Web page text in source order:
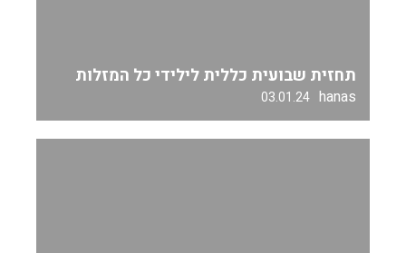
תחזית שבועית כללית לילידי כל המזלות
hanas
03.01.24